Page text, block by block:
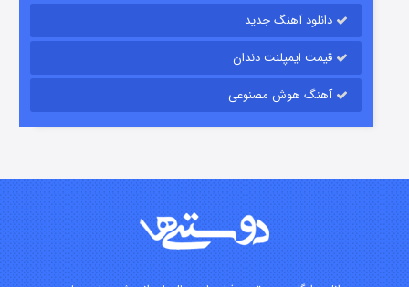
دانلود آهنگ جدید
قیمت ایمپلنت دندان
آهنگ هوش مصنوعی